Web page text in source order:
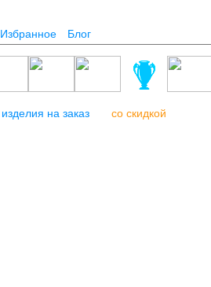
Избранное Блог
изделия на заказ со скидкой